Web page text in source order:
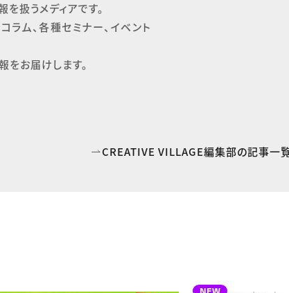
扱うメディアです。
ラム、各種セミナー、イベント
をお届けします。
CREATIVE VILLAGE編集部の記事一
NEW